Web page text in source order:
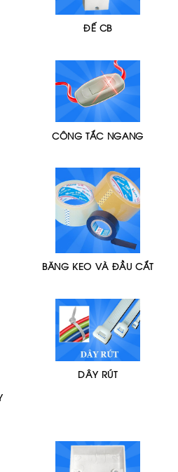
ĐẾ CB
CÔNG TẮC NGANG
BĂNG KEO VÀ ĐẦU CẮT
DÂY RÚT